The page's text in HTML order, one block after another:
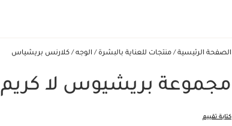
الصفحة الرئيسية منتجات للعناية بالبشرة الوجه كلارنس بريشياس
مجموعة بريشيوس لا كريم
كتابة تقييم